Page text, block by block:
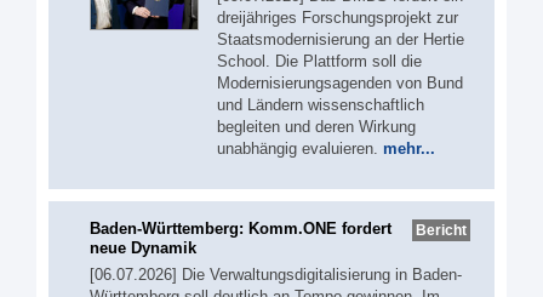
dreijähriges Forschungsprojekt zur
Staatsmodernisierung an der Hertie
School. Die Plattform soll die
Modernisierungsagenden von Bund
und Ländern wissenschaftlich
begleiten und deren Wirkung
unabhängig evaluieren. mehr...
Bericht
Baden-Württemberg: Komm.ONE fordert
neue Dynamik
[06.07.2026] Die Verwaltungsdigitalisierung in Baden-